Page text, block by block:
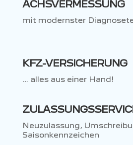
ACHSVERMESSUNG
mit modernster
KFZ-VERSICHERUNG
… alles aus einer Hand!
Neuzulassung,
Saisonkennzeichen